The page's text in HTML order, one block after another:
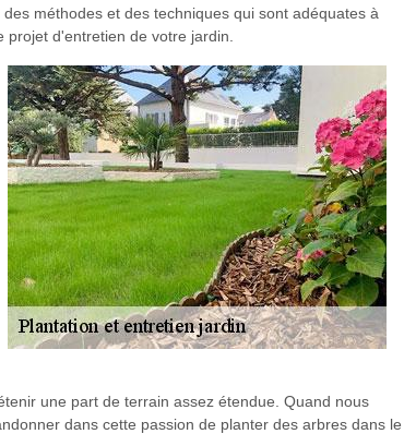
méthodes et des techniques qui sont adéquates à
d'entretien de votre jardin.
une part de terrain assez étendue. Quand nous
dans cette passion de planter des arbres dans le